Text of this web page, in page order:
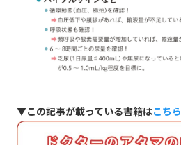
▼この記事が載っている書籍はこちら